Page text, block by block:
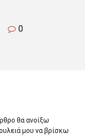
0
θα ανοίξω
μου να βρίσκω